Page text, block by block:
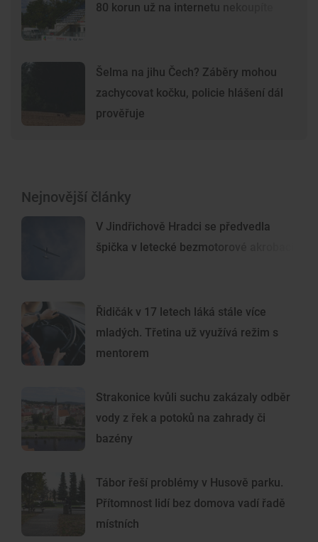
80 korun už na internetu nekoupíte
Šelma na jihu Čech? Záběry mohou
zachycovat kočku, policie hlášení dál
prověřuje
Nejnovější články
V Jindřichově Hradci se předvedla
špička v letecké bezmotorové akrobacii
Řidičák v 17 letech láká stále více
mladých. Třetina už využívá režim s
mentorem
Strakonice kvůli suchu zakázaly odběr
vody z řek a potoků na zahrady či
bazény
Tábor řeší problémy v Husově parku.
Přítomnost lidí bez domova vadí řadě
místních